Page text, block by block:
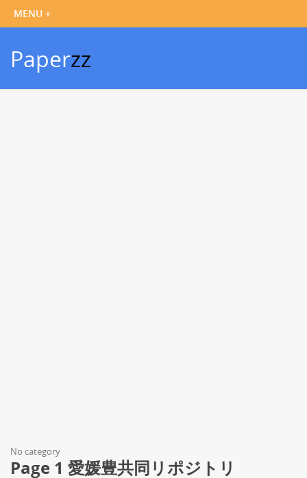
Paperzz
No category
Page 1 愛媛豊共同リポジトリ